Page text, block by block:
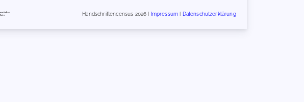
Handschriftencensus 2026 | Impressum Datenschutzerklärung